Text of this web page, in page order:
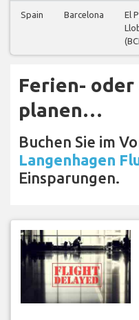
Spain Barcelona
El
Ferien-
planen…
Buchen Sie im
Langenhagen
Einsparungen.